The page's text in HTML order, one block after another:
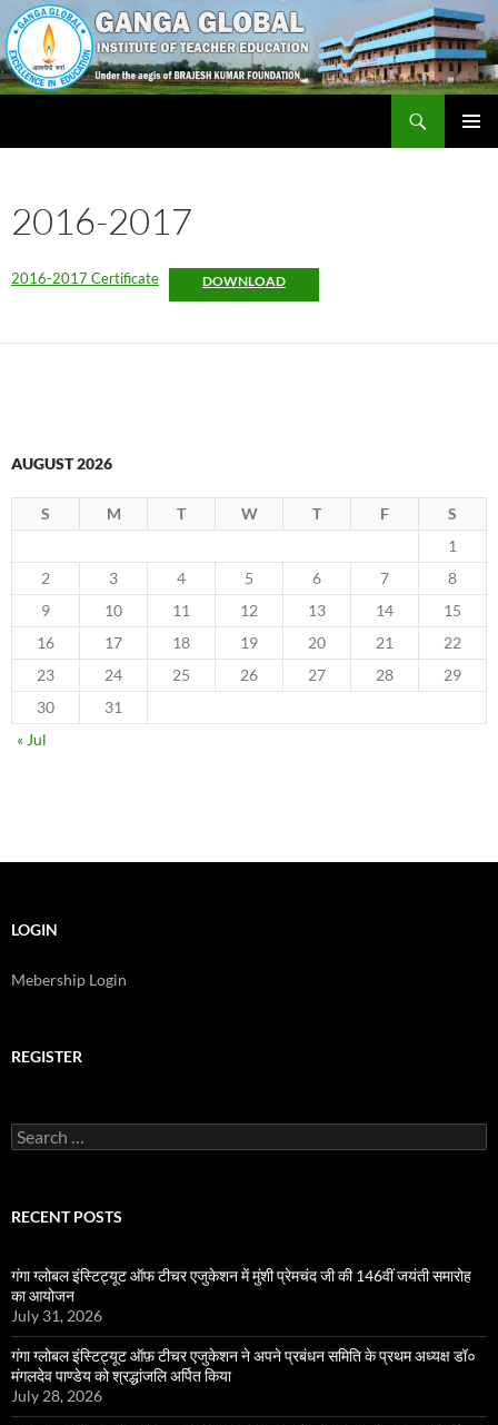
Skip
to
content
2016-2017
2016-2017 Certificate DOWNLOAD
AUGUST 2026
S M T W T F
S
1
2
3 4 5 6 7
8
9
10 11 12 13 14
15
16
17 18 19 20 21
22
23
24 25 26 27 28
29
30
31
« Jul
LOGIN
Mebership Login
REGISTER
Search
for:
RECENT POSTS
गंगा ग्लोबल इंस्टिट्यूट ऑफ टीचर एजुकेशन में मुंशी प्रेमचंद जी की 146वीं जयंती समारोह
का आयोजन
July 31, 2026
गंगा ग्लोबल इंस्टिट्यूट ऑफ़ टीचर एजुकेशन ने अपने प्रबंधन समिति के प्रथम अध्यक्ष डॉ०
मंगलदेव पाण्डेय को श्रद्धांजलि अर्पित किया
July 28, 2026